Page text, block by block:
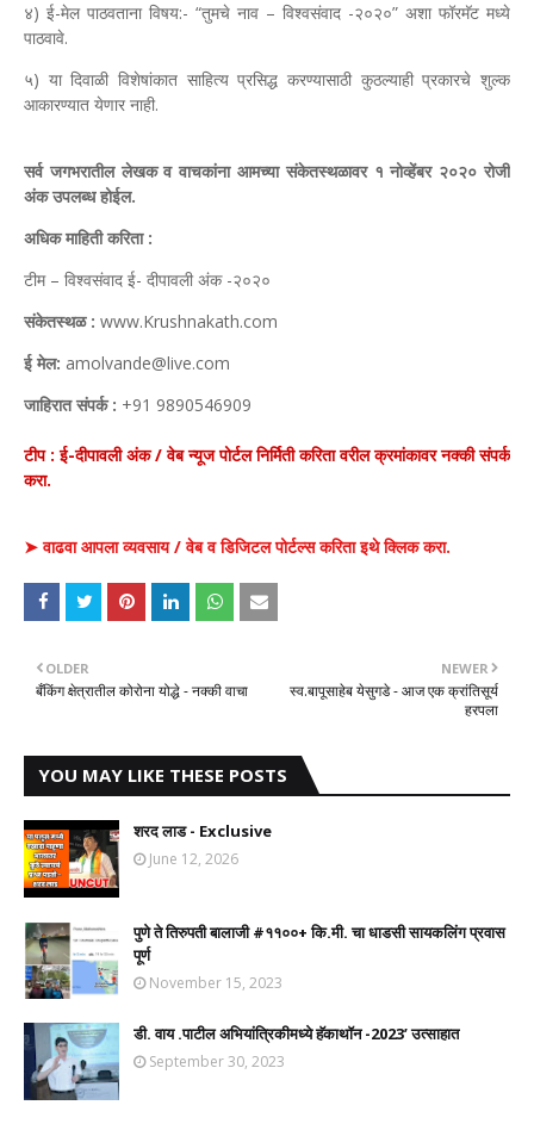
४) ई-मेल पाठवताना विषय:- “तुमचे नाव – विश्वसंवाद -२०२०” अशा फॉरमॅट मध्ये
पाठवावे.
५) या दिवाळी विशेषांकात साहित्य प्रसिद्ध करण्यासाठी कुठल्याही प्रकारचे शुल्क
आकारण्यात येणार नाही.
सर्व जगभरातील लेखक व वाचकांना आमच्या संकेतस्थळावर १ नोव्हेंबर २०२० रोजी
अंक उपलब्ध होईल.
अधिक माहिती करिता :
टीम – विश्वसंवाद ई- दीपावली अंक -२०२०
संकेतस्थळ : www.Krushnakath.com
ई मेल: amolvande@live.com
जाहिरात संपर्क : +91 9890546909
टीप : ई-दीपावली अंक / वेब न्यूज पोर्टल निर्मिती करिता वरील क्रमांकावर नक्की संपर्क
करा.
➤ वाढवा आपला व्यवसाय / वेब व डिजिटल पोर्टल्स करिता इथे क्लिक करा.
NEWER
स्व.बापूसाहेब येसुगडे - आज एक क्रांतिसूर्य
हरपला
OLDER
बँकिंग क्षेत्रातील कोरोना योद्धे - नक्की वाचा
YOU MAY LIKE THESE POSTS
शरद लाड - Exclusive
June 12, 2026
पुणे ते तिरुपती बालाजी #११००+ कि.मी. चा धाडसी सायकलिंग प्रवास
पूर्ण
November 15, 2023
डी. वाय .पाटील अभियांत्रिकीमध्ये हॅकाथॉन -2023’ उत्साहात
September 30, 2023